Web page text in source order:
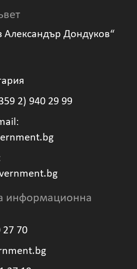
Александър Дондуков“
2) 940 29 99
информационна
27 70